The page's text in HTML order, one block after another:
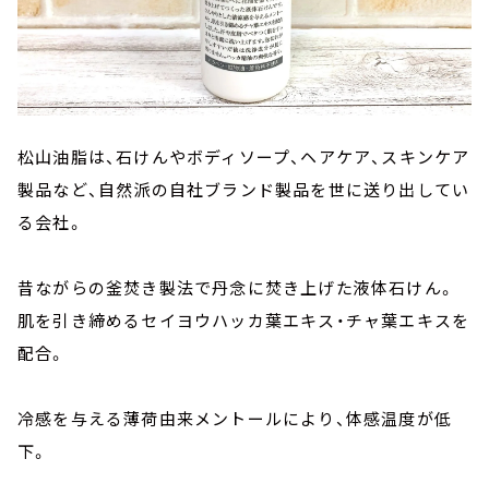
松山油脂は、石けんやボディソープ、ヘアケア、スキンケア
製品など、自然派の自社ブランド製品を世に送り出してい
る会社。
昔ながらの釜焚き製法で丹念に焚き上げた液体石けん。
肌を引き締めるセイヨウハッカ葉エキス・チャ葉エキスを
配合。
冷感を与える薄荷由来メントールにより、体感温度が低
下。